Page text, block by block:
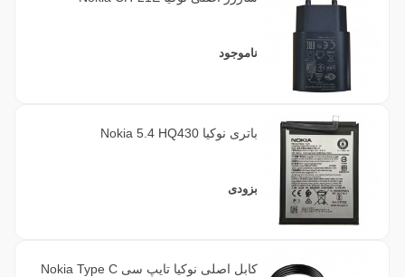
ناموجود
باتری نوکیا Nokia 5.4 HQ430
بزودی
کابل اصلی نوکیا تایپ سی Nokia Type C